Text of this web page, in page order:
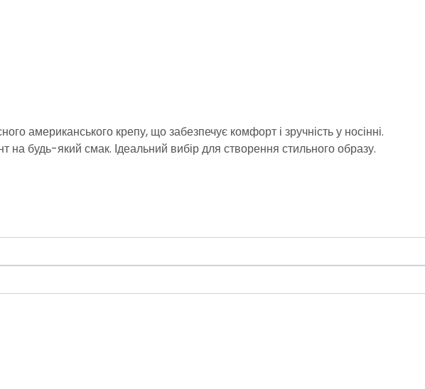
американського крепу, що забезпечує комфорт і зручність у носінні.
на будь-який смак. Ідеальний вибір для створення стильного образу.